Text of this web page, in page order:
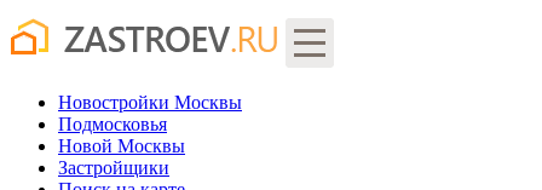
Новостройки Москвы
Подмосковья
Новой Москвы
Застройщики